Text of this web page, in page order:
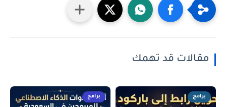
مقالات قد تهمك
برامج برامج